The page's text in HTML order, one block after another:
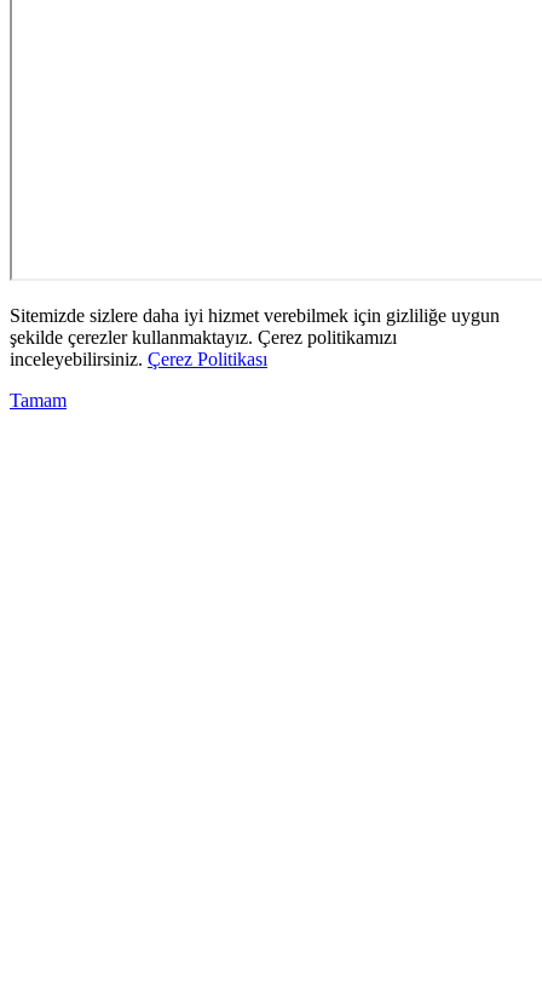
Sitemizde sizlere daha iyi hizmet verebilmek için gizliliğe uygun
şekilde çerezler kullanmaktayız. Çerez politikamızı
inceleyebilirsiniz. Çerez Politikası
Tamam